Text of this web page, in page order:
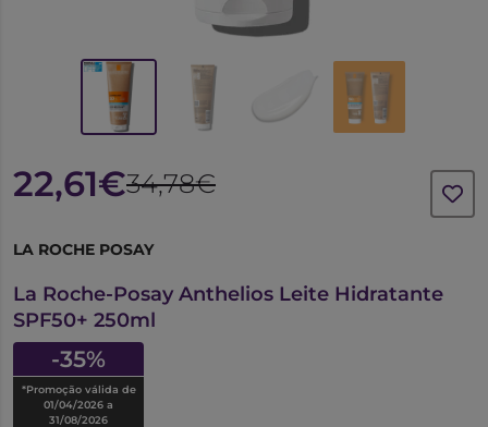
22,61€34,78€
LA ROCHE POSAY
La Roche-Posay Anthelios Leite Hidratante
SPF50+ 250ml
-35%
*Promoção válida de
01/04/2026 a
31/08/2026